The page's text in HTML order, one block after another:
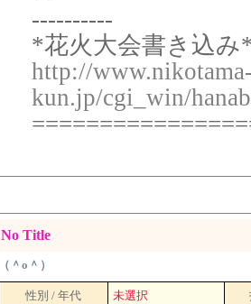
----------
*花火大会書き込み
http://
kun.jp/cgi_win/
No Title
（＾o＾）
性別 / 年代 未選択